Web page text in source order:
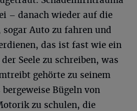
– danach wieder auf die
sogar Auto zu fahren und
das ist fast wie ein
Seele zu schreiben, was
gehörte zu seinem
Bügeln von
zu schulen, die